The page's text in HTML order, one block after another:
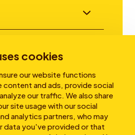
cookies
our website functions
content and ads, provide social
our traffic. We also share
site usage with our social
analytics partners, who may
data you've provided or that